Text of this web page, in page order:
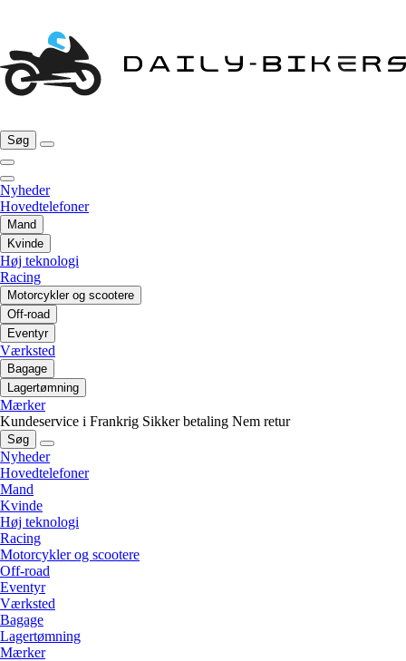
Søg
Nyheder
Hovedtelefoner
Mand
Kvinde
Høj teknologi
Racing
Motorcykler og scootere
Off-road
Eventyr
Værksted
Bagage
Lagertømning
Mærker
Kundeservice i Frankrig Sikker betaling Nem retur
Søg
Nyheder
Hovedtelefoner
Mand
Kvinde
Høj teknologi
Racing
Motorcykler og scootere
Off-road
Eventyr
Værksted
Bagage
Lagertømning
Mærker